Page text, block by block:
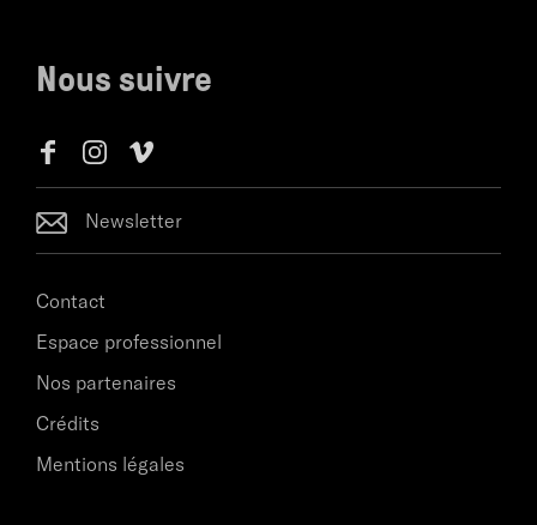
Nous suivre
Newsletter
Contact
Espace professionnel
Nos partenaires
Crédits
Mentions légales